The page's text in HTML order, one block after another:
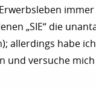
„SIE“ die
allerdings habe
und versuche